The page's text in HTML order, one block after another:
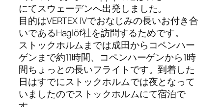
にてスウェーデンへ出発しました。
目的はVERTEX IVでおなじみの長いお付き合
いであるHaglöf社を訪問するためです。
ストックホルムまでは成田からコペンハー
ゲンまで約11時間、コペンハーゲンから1時
間ちょっとの長いフライトです。到着した
日はすでにストックホルムでは夜となって
いましたのでストックホルムにて宿泊で